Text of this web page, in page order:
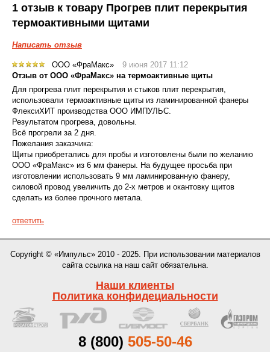
1 отзыв к товару Прогрев плит перекрытия
термоактивными щитами
Написать отзыв
ООО «ФраМакс»
9 июня 2017 11:12
Отзыв от ООО «ФраМакс» на термоактивные щиты
Для прогрева плит перекрытия и стыков плит перекрытия,
использовали термоактивные щиты из ламинированной фанеры
ФлексиХИТ производства ООО ИМПУЛЬС.
Результатом прогрева, довольны.
Всё прогрели за 2 дня.
Пожелания заказчика:
Щиты приобретались для пробы и изготовлены были по желанию
ООО «ФраМакс» из 6 мм фанеры. На будущее просьба при
изготовлении использовать 9 мм ламинированную фанеру,
силовой провод увеличить до 2-х метров и окантовку щитов
сделать из более прочного метала.
ответить
Copyright © «Импульс» 2010 - 2025. При использовании материалов
сайта ссылка на наш сайт обязательна.
Наши клиенты
Политика конфидециальности
8 (800) 505-50-46